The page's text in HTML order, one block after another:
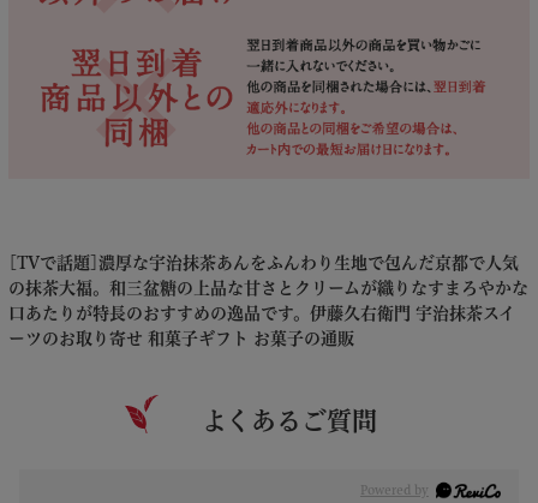
[TVで話題]濃厚な宇治抹茶あんをふんわり生地で包んだ京都で人気
の抹茶大福。和三盆糖の上品な甘さとクリームが織りなすまろやかな
口あたりが特長のおすすめの逸品です。伊藤久右衛門 宇治抹茶スイ
ーツのお取り寄せ 和菓子ギフト お菓子の通販
よくあるご質問
Powered by